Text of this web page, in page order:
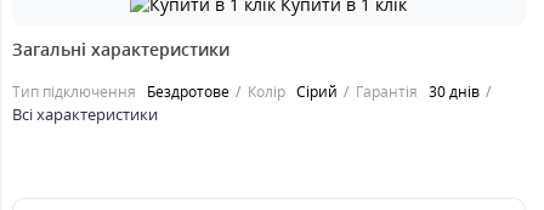
Загальні характеристики
Тип підключення Бездротове Колір Сірий Гарантія 30 днів
Всі характеристики